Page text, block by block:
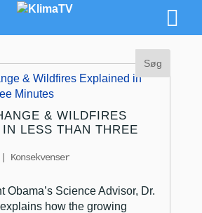
& WILDFIRES
LESS THAN THREE
Konsekvenser
Obama’s Science Advisor, Dr.
how the growing